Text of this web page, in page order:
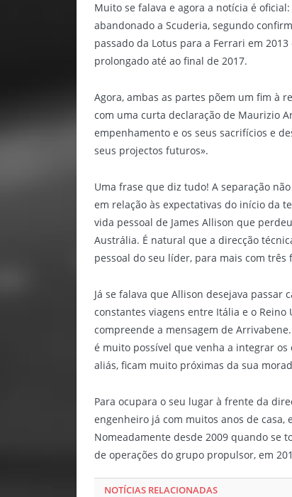
Muito se falava e agora a notícia é
abandonado a Scuderia, segundo
passado da Lotus para a Ferrari em
prolongado até ao final de 2017.
Agora, ambas as partes põem um fim à
com uma curta declaração de Maurizio
empenhamento e os seus sacrifícios e
seus projectos futuros».
Uma frase que diz tudo! A separação
em relação às expectativas do início da
vida pessoal de James Allison que
Austrália. É natural que a direcção
pessoal do seu líder, para mais com
Já se falava que Allison desejava passar
constantes viagens entre Itália e o
compreende a mensagem de
é muito possível que venha a integrar
aliás, ficam muito próximas da sua
Para ocupara o seu lugar à frente da
engenheiro já com muitos anos de
Nomeadamente desde 2009 quando se
de operações do grupo propulsor, em
NOTÍCIAS RELACIONADAS